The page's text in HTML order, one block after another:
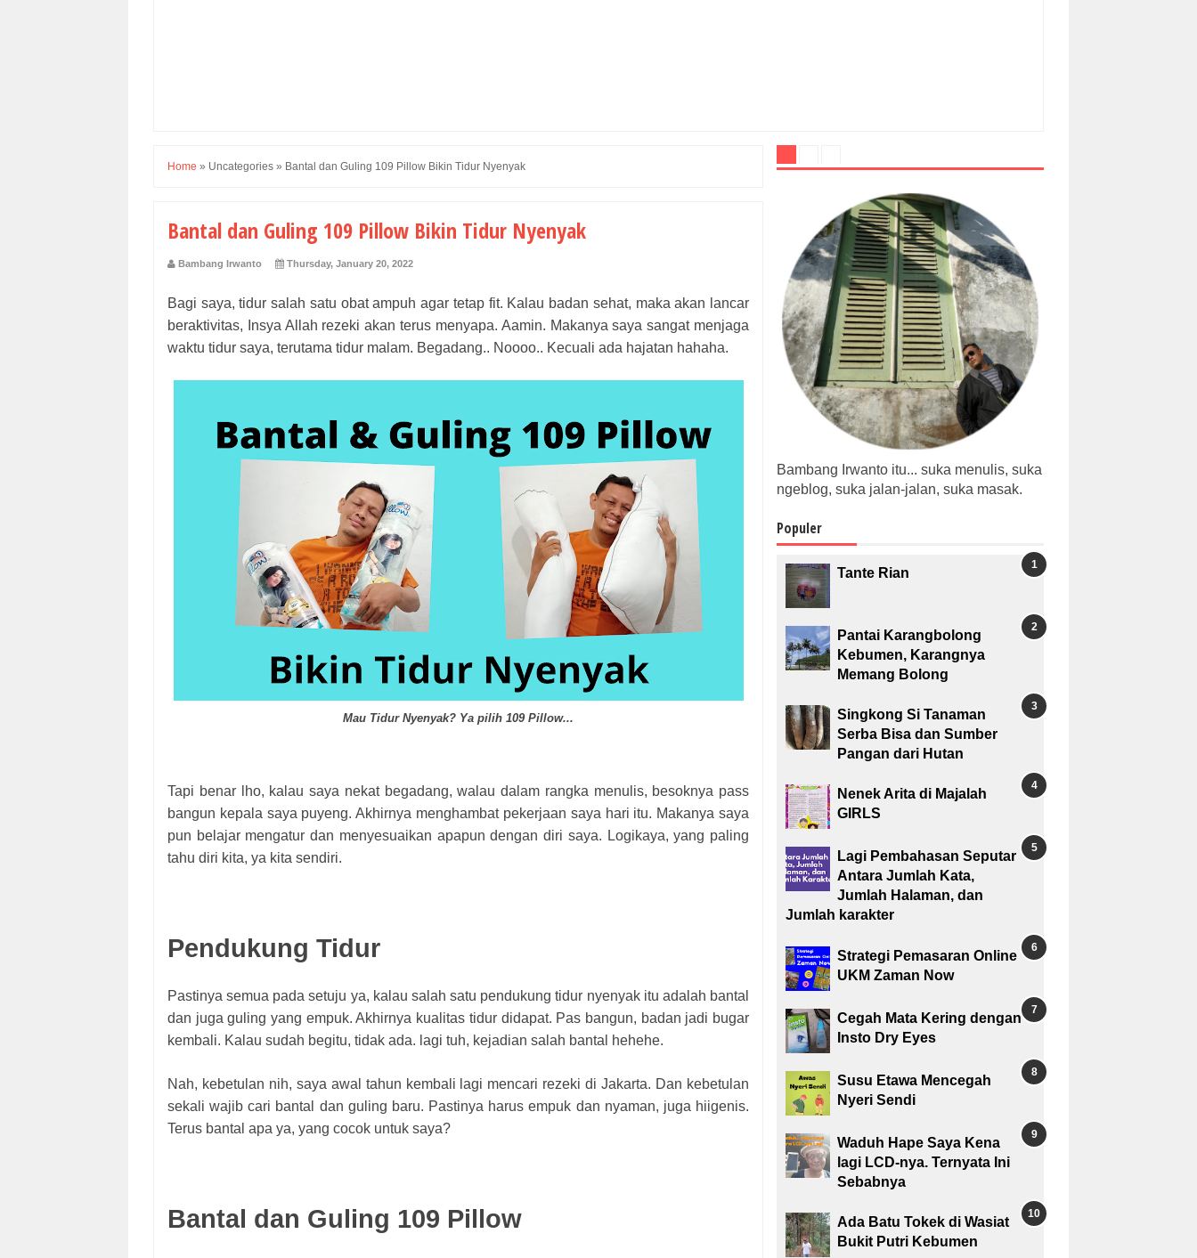
Home » Uncategories » Bantal dan Guling 109 Pillow Bikin Tidur Nyenyak
Bantal dan Guling 109 Pillow Bikin Tidur Nyenyak
Bambang Irwanto Thursday, January 20, 2022
Bagi saya, tidur salah satu obat ampuh agar tetap fit. Kalau badan sehat, maka akan lancar
beraktivitas, Insya Allah rezeki akan terus menyapa. Aamin. Makanya saya sangat menjaga
waktu tidur saya, terutama tidur malam. Begadang.. Noooo.. Kecuali ada hajatan hahaha.
Mau Tidur Nyenyak? Ya pilih 109 Pillow...
Tapi benar lho, kalau saya nekat begadang, walau dalam rangka menulis, besoknya pass
bangun kepala saya puyeng. Akhirnya menghambat pekerjaan saya hari itu. Makanya saya
pun belajar mengatur dan menyesuaikan apapun dengan diri saya. Logikaya, yang paling
tahu diri kita, ya kita sendiri.
Pendukung Tidur
Pastinya semua pada setuju ya, kalau salah satu pendukung tidur nyenyak itu adalah bantal
dan juga guling yang empuk. Akhirnya kualitas tidur didapat. Pas bangun, badan jadi bugar
kembali. Kalau sudah begitu, tidak ada. lagi tuh, kejadian salah bantal hehehe.
Nah, kebetulan nih, saya awal tahun kembali lagi mencari rezeki di Jakarta. Dan kebetulan
sekali wajib cari bantal dan guling baru. Pastinya harus empuk dan nyaman, juga hiigenis.
Terus bantal apa ya, yang cocok untuk saya?
Bantal dan Guling 109 Pillow
Bambang Irwanto itu... suka menulis, suka
ngeblog, suka jalan-jalan, suka masak.
Populer
Tante Rian
Pantai Karangbolong
Kebumen, Karangnya
Memang Bolong
Singkong Si Tanaman
Serba Bisa dan Sumber
Pangan dari Hutan
Nenek Arita di Majalah
GIRLS
Lagi Pembahasan Seputar
Antara Jumlah Kata,
Jumlah Halaman, dan
Jumlah karakter
Strategi Pemasaran Online
UKM Zaman Now
Cegah Mata Kering dengan
Insto Dry Eyes
Susu Etawa Mencegah
Nyeri Sendi
Waduh Hape Saya Kena
lagi LCD-nya. Ternyata Ini
Sebabnya
Ada Batu Tokek di Wasiat
Bukit Putri Kebumen